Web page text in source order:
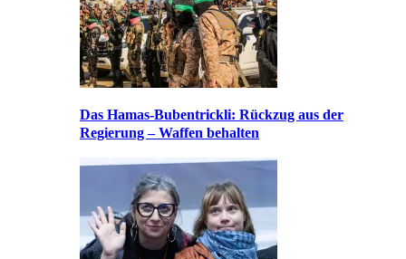
Das Hamas-Bubentrickli: Rückzug aus der
Regierung – Waffen behalten